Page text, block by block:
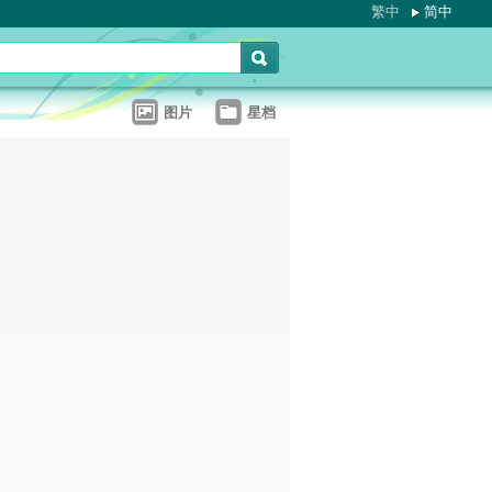
繁中 简中
图片 星档